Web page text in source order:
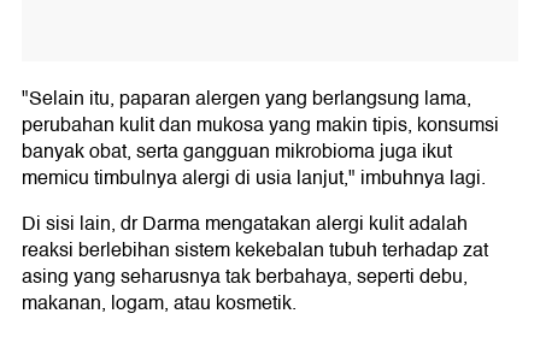
"Selain itu, paparan alergen yang berlangsung lama,
perubahan kulit dan mukosa yang makin tipis, konsumsi
banyak obat, serta gangguan mikrobioma juga ikut
memicu timbulnya alergi di usia lanjut," imbuhnya lagi.
Di sisi lain, dr Darma mengatakan alergi kulit adalah
reaksi berlebihan sistem kekebalan tubuh terhadap zat
asing yang seharusnya tak berbahaya, seperti debu,
makanan, logam, atau kosmetik.